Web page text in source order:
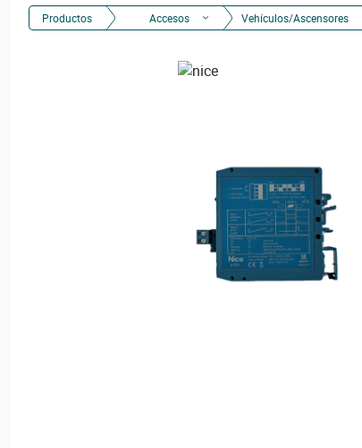
Productos Accesos Vehículos/Ascensores